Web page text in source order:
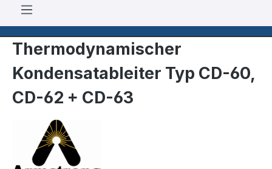
Thermodynamischer
Kondensatableiter Typ CD-60,
CD-62 + CD-63